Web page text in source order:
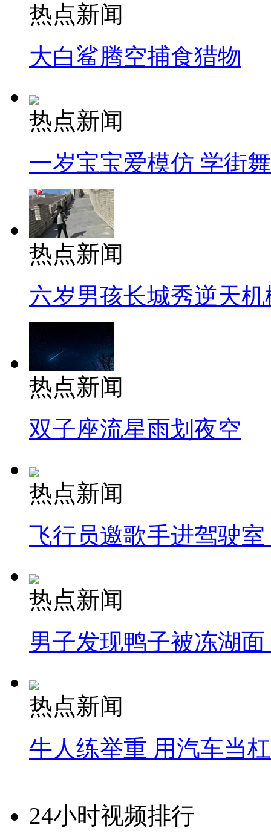
热点新闻
大白鲨腾空捕食猎物
热点新闻
一岁宝宝爱模仿 学街
热点新闻
六岁男孩长城秀逆天机
热点新闻
双子座流星雨划夜空
热点新闻
飞行员邀歌手进驾驶
热点新闻
男子发现鸭子被冻湖
热点新闻
牛人练举重 用汽车当
24小时视频排行